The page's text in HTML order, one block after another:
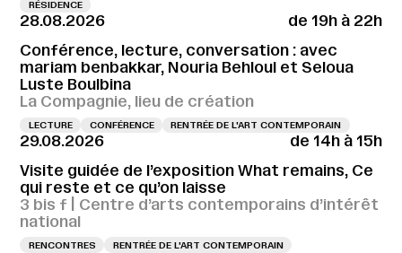
RÉSIDENCE
28.08.2026
de 19h à 22h
Conférence, lecture, conversation : avec
mariam benbakkar, Nouria Behloul et Seloua
Luste Boulbina
La Compagnie, lieu de création
LECTURE CONFÉRENCE RENTRÉE DE L'ART CONTEMPORAIN
29.08.2026
de 14h à 15h
Visite guidée de l’exposition What remains, Ce
qui reste et ce qu’on laisse
3 bis f | Centre d’arts contemporains d’intérêt
national
RENCONTRES RENTRÉE DE L'ART CONTEMPORAIN